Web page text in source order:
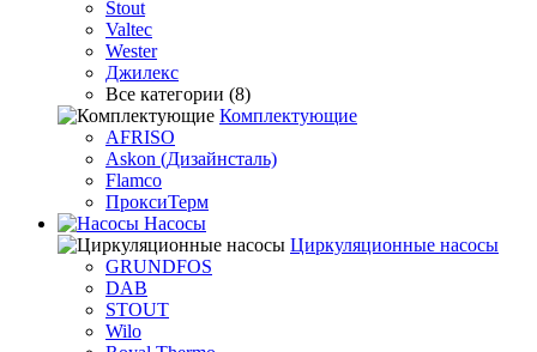
Stout
Valtec
Wester
Джилекс
Все категории (8)
Комплектующие
AFRISO
Askon (Дизайнсталь)
Flamco
ПроксиТерм
Насосы
Циркуляционные насосы
GRUNDFOS
DAB
STOUT
Wilo